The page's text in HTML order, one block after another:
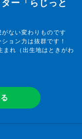
ー「らじっと
ない変わりものです
ョン力は抜群です！
まれ（出生地はときがわ